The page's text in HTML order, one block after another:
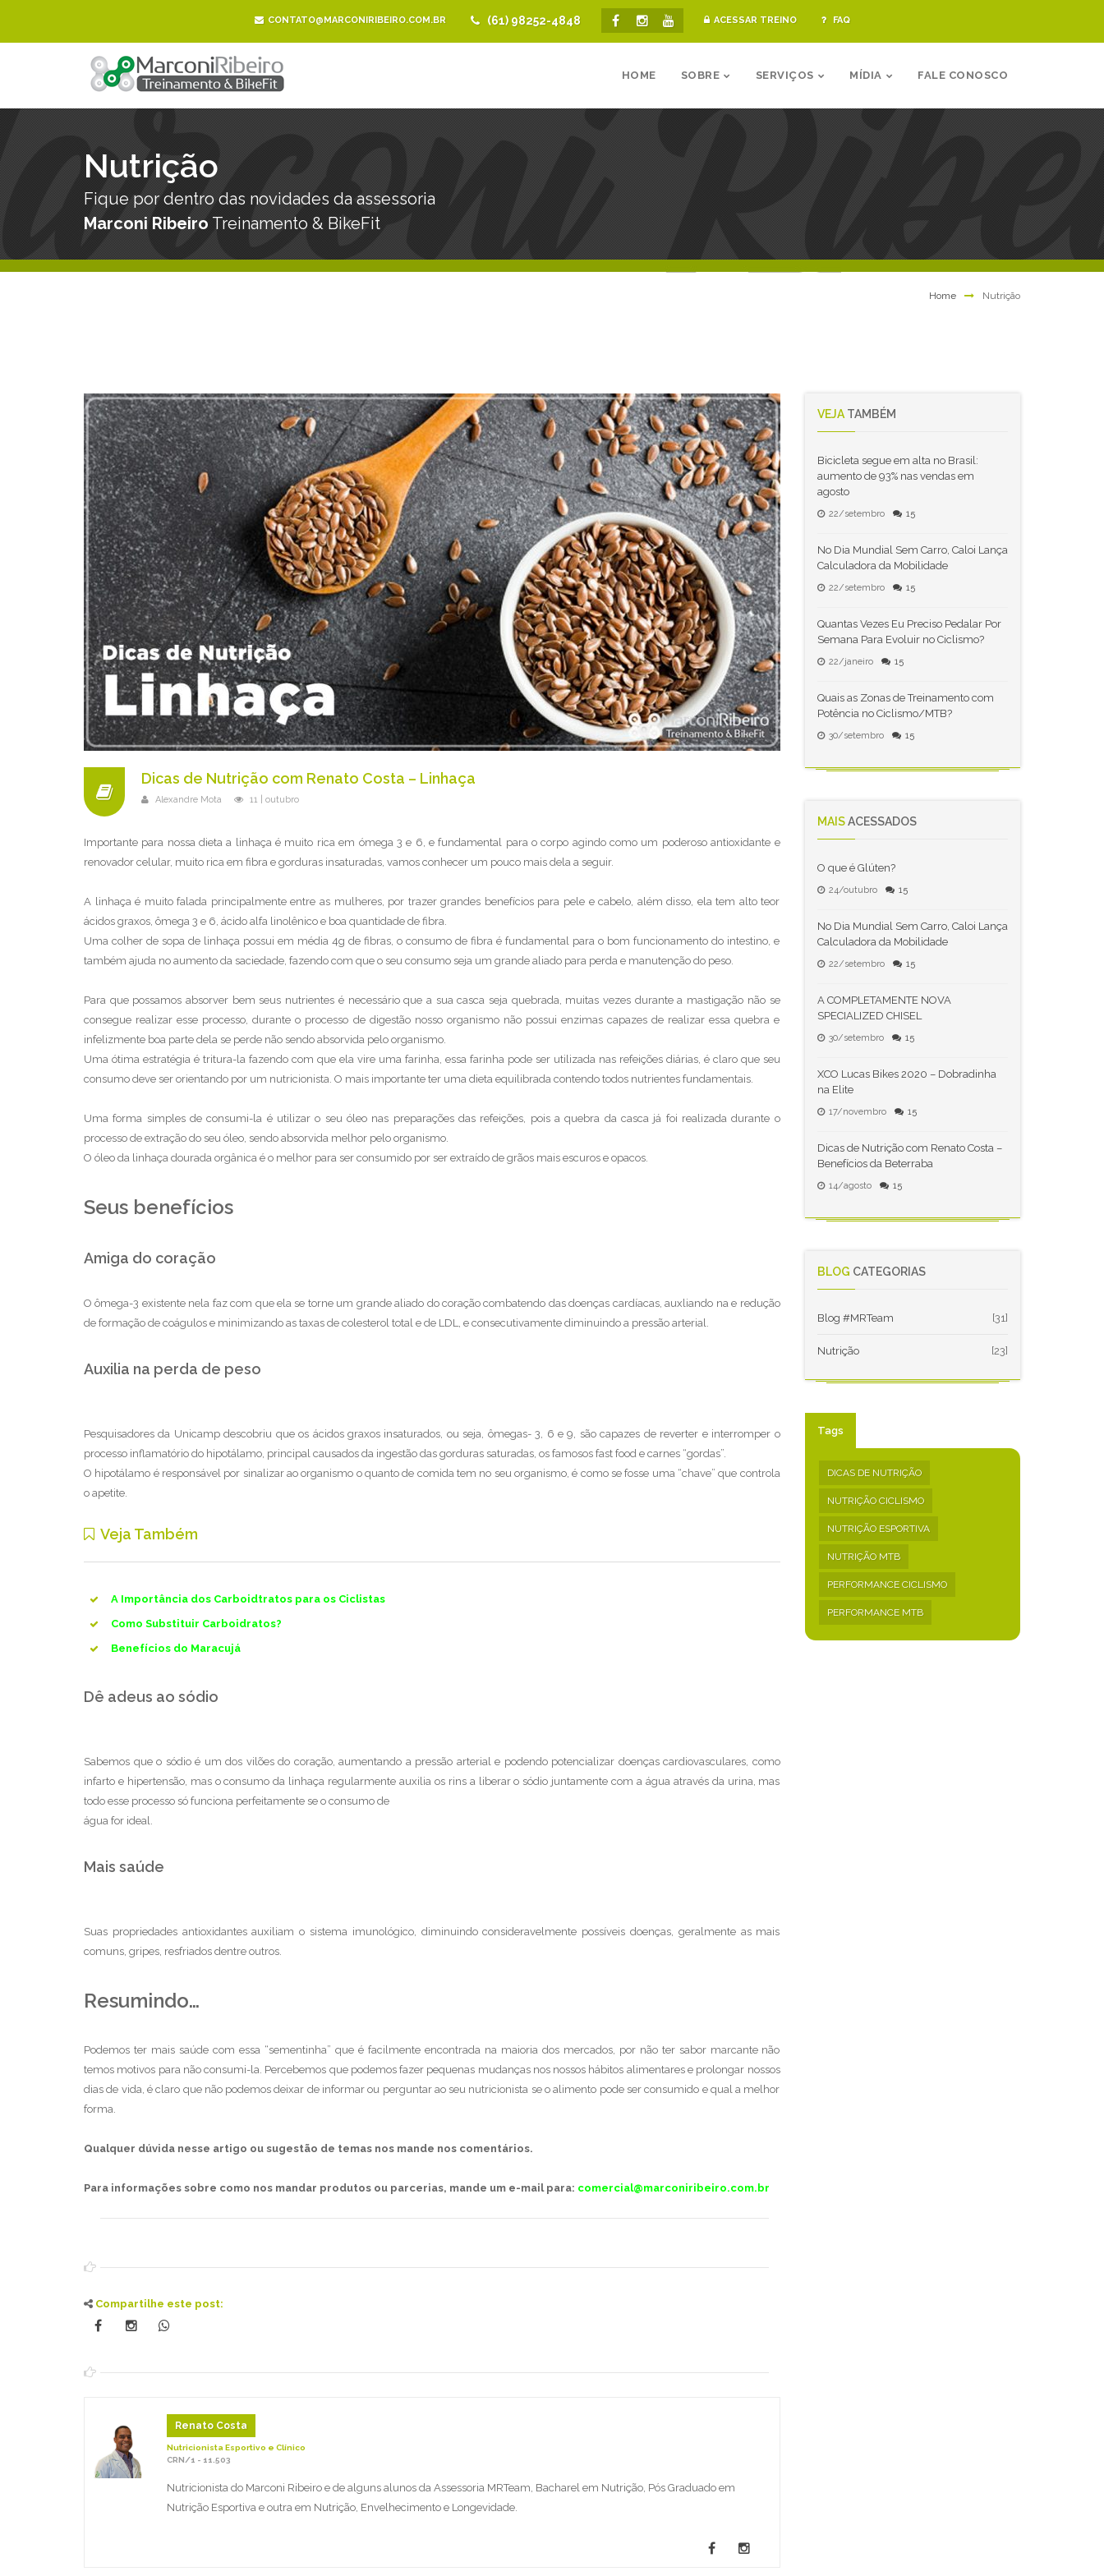
CONTATO@MARCONIRIBEIRO.COM.BR (61) 98252-4848 ACESSAR TREINO FAQ
HOME SOBRE SERVIÇOS MÍDIA FALE CONOSCO
Nutrição
Fique por dentro das novidades da assessoria
Marconi RibeiroTreinamento & BikeFit
Home Nutrição
Dicas de Nutrição com Renato Costa – Linhaça
Alexandre Mota 11 | outubro
Importante para nossa dieta a linhaça é muito rica em ómega 3 e 6, e fundamental para o corpo agindo como um poderoso antioxidante e
renovador celular, muito rica em fibra e gorduras insaturadas, vamos conhecer um pouco mais dela a seguir.
A linhaça é muito falada principalmente entre as mulheres, por trazer grandes benefícios para pele e cabelo, além disso, ela tem alto teor
ácidos graxos, ômega 3 e 6, ácido alfa linolênico e boa quantidade de fibra.
Uma colher de sopa de linhaça possui em média 4g de fibras, o consumo de fibra é fundamental para o bom funcionamento do intestino, e
também ajuda no aumento da saciedade, fazendo com que o seu consumo seja um grande aliado para perda e manutenção do peso.
Para que possamos absorver bem seus nutrientes é necessário que a sua casca seja quebrada, muitas vezes durante a mastigação não se
consegue realizar esse processo, durante o processo de digestão nosso organismo não possui enzimas capazes de realizar essa quebra e
infelizmente boa parte dela se perde não sendo absorvida pelo organismo.
Uma ótima estratégia é tritura-la fazendo com que ela vire uma farinha, essa farinha pode ser utilizada nas refeições diárias, é claro que seu
consumo deve ser orientando por um nutricionista. O mais importante ter uma dieta equilibrada contendo todos nutrientes fundamentais.
Uma forma simples de consumi-la é utilizar o seu óleo nas preparações das refeições, pois a quebra da casca já foi realizada durante o
processo de extração do seu óleo, sendo absorvida melhor pelo organismo.
O óleo da linhaça dourada orgânica é o melhor para ser consumido por ser extraído de grãos mais escuros e opacos.
Seus benefícios
Amiga do coração
O ômega-3 existente nela faz com que ela se torne um grande aliado do coração combatendo das doenças cardíacas, auxliando na e redução
de formação de coágulos e minimizando as taxas de colesterol total e de LDL, e consecutivamente diminuindo a pressão arterial.
Auxilia na perda de peso
Pesquisadores da Unicamp descobriu que os ácidos graxos insaturados, ou seja, ômegas- 3, 6 e 9, são capazes de reverter e interromper o
processo inflamatório do hipotálamo, principal causados da ingestão das gorduras saturadas, os famosos fast food e carnes “gordas”.
O hipotálamo é responsável por sinalizar ao organismo o quanto de comida tem no seu organismo, é como se fosse uma “chave” que controla
o apetite.
Veja Também
A Importância dos Carboidtratos para os Ciclistas
Como Substituir Carboidratos?
Benefícios do Maracujá
Dê adeus ao sódio
Sabemos que o sódio é um dos vilões do coração, aumentando a pressão arterial e podendo potencializar doenças cardiovasculares, como
infarto e hipertensão, mas o consumo da linhaça regularmente auxilia os rins a liberar o sódio juntamente com a água através da urina, mas
todo esse processo só funciona perfeitamente se o consumo de
água for ideal.
Mais saúde
Suas propriedades antioxidantes auxiliam o sistema imunológico, diminuindo consideravelmente possíveis doenças, geralmente as mais
comuns, gripes, resfriados dentre outros.
Resumindo…
Podemos ter mais saúde com essa “sementinha” que é facilmente encontrada na maioria dos mercados, por não ter sabor marcante não
temos motivos para não consumi-la. Percebemos que podemos fazer pequenas mudanças nos nossos hábitos alimentares e prolongar nossos
dias de vida, é claro que não podemos deixar de informar ou perguntar ao seu nutricionista se o alimento pode ser consumido e qual a melhor
forma.
Qualquer dúvida nesse artigo ou sugestão de temas nos mande nos comentários.
Para informações sobre como nos mandar produtos ou parcerias, mande um e-mail para: comercial@marconiribeiro.com.br
Compartilhe este post:
Renato Costa
Nutricionista Esportivo e Clínico
CRN/1 - 11.503
Nutricionista do Marconi Ribeiro e de alguns alunos da Assessoria MRTeam, Bacharel em Nutrição, Pós Graduado em
Nutrição Esportiva e outra em Nutrição, Envelhecimento e Longevidade.
VEJA TAMBÉM
Bicicleta segue em alta no Brasil:
aumento de 93% nas vendas em
agosto
22/setembro 15
No Dia Mundial Sem Carro, Caloi Lança
Calculadora da Mobilidade
22/setembro 15
Quantas Vezes Eu Preciso Pedalar Por
Semana Para Evoluir no Ciclismo?
22/janeiro 15
Quais as Zonas de Treinamento com
Potência no Ciclismo/MTB?
30/setembro 15
MAISACESSADOS
O que é Glúten?
24/outubro 15
No Dia Mundial Sem Carro, Caloi Lança
Calculadora da Mobilidade
22/setembro 15
A COMPLETAMENTE NOVA
SPECIALIZED CHISEL
30/setembro 15
XCO Lucas Bikes 2020 – Dobradinha
na Elite
17/novembro 15
Dicas de Nutrição com Renato Costa –
Benefícios da Beterraba
14/agosto 15
BLOG CATEGORIAS
Blog #MRTeam [31]
Nutrição [23]
Tags
DICAS DE NUTRIÇÃO
NUTRIÇÃO CICLISMO
NUTRIÇÃO ESPORTIVA
NUTRIÇÃO MTB
PERFORMANCE CICLISMO
PERFORMANCE MTB